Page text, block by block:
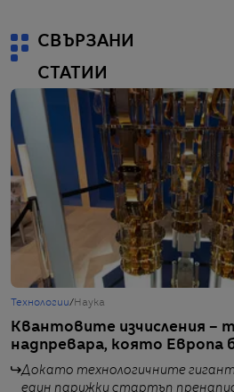
СВЪРЗАНИ
СТАТИИ
Технологии/ Наука
Квантовите изчисления –
надпревара, която Европа
Докато технологичните
един парижки стартъп